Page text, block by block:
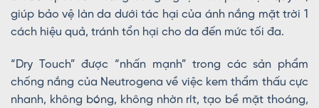
giúp bảo vệ làn da dưới tác hại của ánh nắng mặt trời 1
cách hiệu quả, tránh tổn hại cho da đến mức tối đa.
“Dry Touch” được “nhấn mạnh” trong các sản phẩm
chống nắng của Neutrogena về việc kem thẩm thấu cực
nhanh, không bóng, không nhờn rít, tạo bề mặt thoáng,